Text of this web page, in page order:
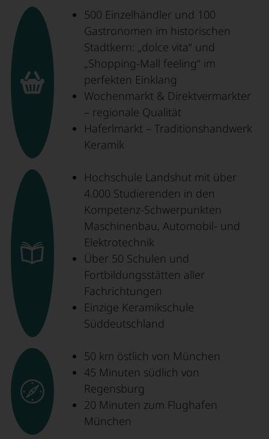
500 Einzelhändler und 100
Gastronomen im historischen
Stadtkern: „dolce vita“ und
„Shopping-Mall feeling“ im
perfekten Einklang
Wochenmarkt & Direktvermarkter
– regionale Qualität
Haferlmarkt – Traditionshandwerk
Keramik
Hochschule Landshut mit über
4.000 Studierenden in den
Kompetenz-Schwerpunkten
Maschinenbau, Automobil- und
Elektrotechnik
Über 50 Schulen und
Fortbildungsstätten aller
Fachrichtungen
Einzige Keramikschule
Süddeutschland
50 km östlich von München
45 Minuten südlich von
Regensburg
20 Minuten zum Flughafen
München